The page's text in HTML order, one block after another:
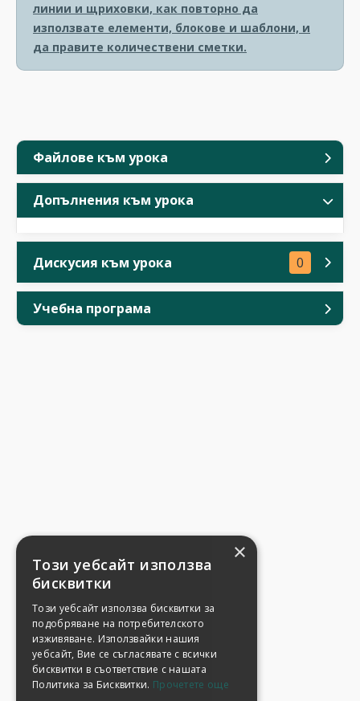
Файлове към урока
Допълнения към урока
Дискусия към урока 0
Учебна програма
линии и щриховки, как повторно да
използвате елементи, блокове и шаблони, и
да правите количествени сметки.
×
Този уебсайт използва
бисквитки
Този уебсайт използва бисквитки за
подобряване на потребителското
изживяване. Използвайки нашия
уебсайт, Вие се съгласявате с всички
бисквитки в съответствие с нашата
Политика за Бисквитки. Прочетете още